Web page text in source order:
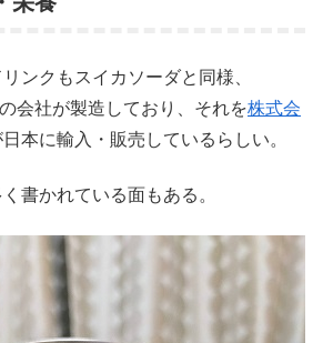
ンクもスイカソーダと同様、
会社が製造しており、それを株式会
本に輸入・販売しているらしい。
書かれている面もある。